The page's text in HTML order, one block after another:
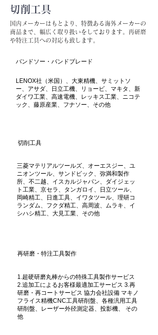
切削工具
国内メーカーはもとより、特徴ある海外メーカーの
商品まで、幅広く取り扱いをしております。再研磨
や特注工具への対応も致します。
バンドソー・バンドブレード
LENOX社（米国）、大東精機、サミットソ
ー、アサダ、日立工機、リョービ、マキタ、新
ダイワ工業、高速電機、レッキス工業、ニコテ
ック、藤原産業、フナソー、その他
切削工具
三菱マテリアルツールズ、オーエスジー、ユ
ニオンツール、サンドビック、弥満和製作
所、不二越、イスカルジャパン、ダイジェッ
ト工業、京セラ、タンガロイ、日立ツール、
岡崎精工、日進工具、イワタツール、理研コ
ランダム、フクダ精工、高周波、ムラキ、イ
シハシ精工、大見工業、その他
再研磨・特注工具製作
1.超硬研磨丸棒からの特殊工具製作サービス
2.追加工によるお客様最適加工サービス 3.再
研磨・再コートサービス 協力会社設備 マキノ
フライス精機CNC工具研削盤、各種汎用工具
研削盤、レーザー外径測定器、投影機、 その
他